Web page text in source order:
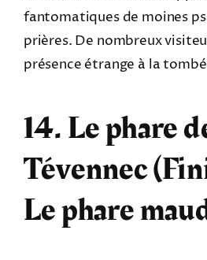
fantomatiques de moines
prières. De nombreux
présence étrange à la
14. Le phare
Tévennec
Le phare